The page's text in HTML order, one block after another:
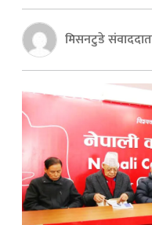
मिसनटुडे